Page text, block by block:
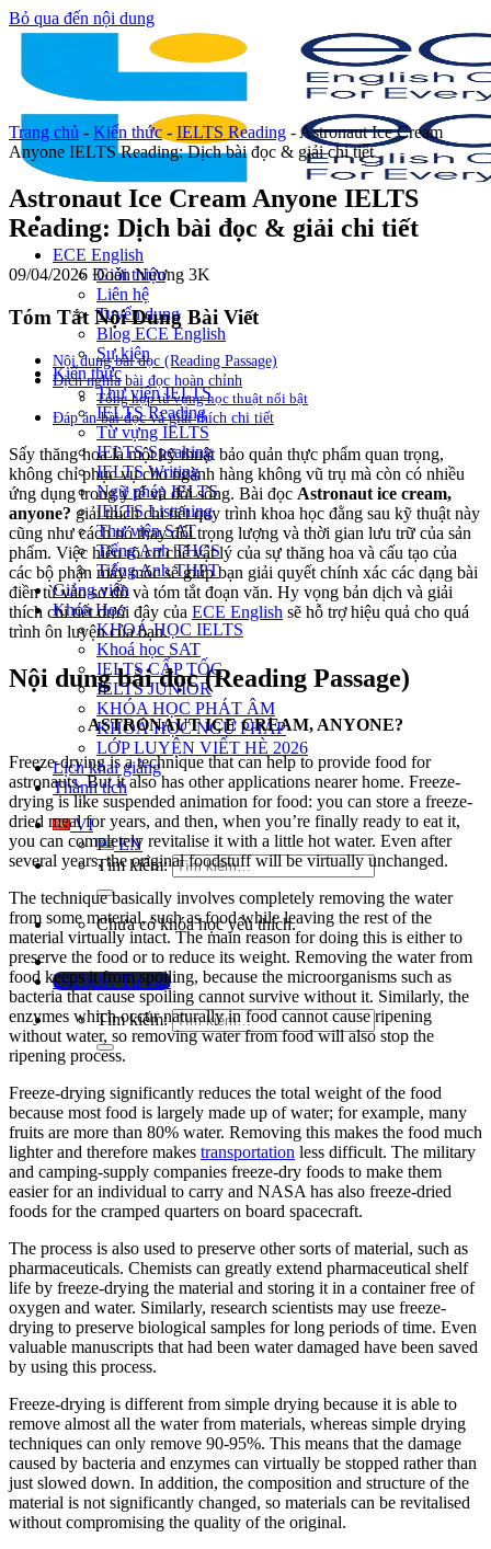
Bỏ qua đến nội dung
ECE English
Giới thiệu
Liên hệ
Tuyển dụng
Blog ECE English
Sự kiện
Kiến thức
Thư viện IELTS
IELTS Reading
Từ vựng IELTS
IELTS Speaking
IELTS Writing
Ngữ pháp IELTS
IELTS Listening
Thư viện SAT
Tiếng Anh THCS
Tiếng Anh THPT
Giảng viên
Khóa Học
KHOÁ HỌC IELTS
Khoá học SAT
IELTS CẤP TỐC
IELTS JUNIOR
KHÓA HỌC PHÁT ÂM
KHOÁ HỌC NGỮ PHÁP
LỚP LUYỆN VIẾT HÈ 2026
Lịch khai giảng
Thành tích
VI
EN
Tìm kiếm:
Chưa có khóa học yêu thích.
Đặt lịch / Tư vấn
Tìm kiếm:
Trang chủ - Kiến thức - IELTS Reading - Astronaut Ice Cream
Anyone IELTS Reading: Dịch bài đọc & giải chi tiết
Astronaut Ice Cream Anyone IELTS
Reading: Dịch bài đọc & giải chi tiết
09/04/2026 Đoàn Nương 3K
Tóm Tắt Nội Dung Bài Viết
Nội dung bài đọc (Reading Passage)
Dịch nghĩa bài đọc hoàn chỉnh
Tổng hợp từ vựng học thuật nổi bật
Đáp án bài đọc và giải thích chi tiết
Sấy thăng hoa là một kỹ thuật bảo quản thực phẩm quan trọng,
không chỉ phục vụ cho ngành hàng không vũ trụ mà còn có nhiều
ứng dụng trong y tế và đời sống. Bài đọc Astronaut ice cream,
anyone? giải thích chi tiết quy trình khoa học đằng sau kỹ thuật này
cũng như cách nó thay đổi trọng lượng và thời gian lưu trữ của sản
phẩm. Việc hiểu rõ cơ chế vật lý của sự thăng hoa và cấu tạo của
các bộ phận máy móc sẽ giúp bạn giải quyết chính xác các dạng bài
điền từ vào sơ đồ và tóm tắt đoạn văn. Hy vọng bản dịch và giải
thích chi tiết dưới đây của ECE English sẽ hỗ trợ hiệu quả cho quá
trình ôn luyện của bạn.
Nội dung bài đọc (Reading Passage)
ASTRONAUT ICE CREAM, ANYONE?
Freeze-drying is a technique that can help to provide food for
astronauts. But it also has other applications nearer home. Freeze-
drying is like suspended animation for food: you can store a freeze-
dried meal for years, and then, when you’re finally ready to eat it,
you can completely revitalise it with a little hot water. Even after
several years, the original foodstuff will be virtually unchanged.
The technique basically involves completely removing the water
from some material, such as food while leaving the rest of the
material virtually intact. The main reason for doing this is either to
preserve the food or to reduce its weight. Removing the water from
food keeps it from spoiling, because the microorganisms such as
bacteria that cause spoiling cannot survive without it. Similarly, the
enzymes which occur naturally in food cannot cause ripening
without water, so removing water from food will also stop the
ripening process.
Freeze-drying significantly reduces the total weight of the food
because most food is largely made up of water; for example, many
fruits are more than 80% water. Removing this makes the food much
lighter and therefore makes transportation less difficult. The military
and camping-supply companies freeze-dry foods to make them
easier for an individual to carry and NASA has also freeze-dried
foods for the cramped quarters on board spacecraft.
The process is also used to preserve other sorts of material, such as
pharmaceuticals. Chemists can greatly extend pharmaceutical shelf
life by freeze-drying the material and storing it in a container free of
oxygen and water. Similarly, research scientists may use freeze-
drying to preserve biological samples for long periods of time. Even
valuable manuscripts that had been water damaged have been saved
by using this process.
Freeze-drying is different from simple drying because it is able to
remove almost all the water from materials, whereas simple drying
techniques can only remove 90-95%. This means that the damage
caused by bacteria and enzymes can virtually be stopped rather than
just slowed down. In addition, the composition and structure of the
material is not significantly changed, so materials can be revitalised
without compromising the quality of the original.